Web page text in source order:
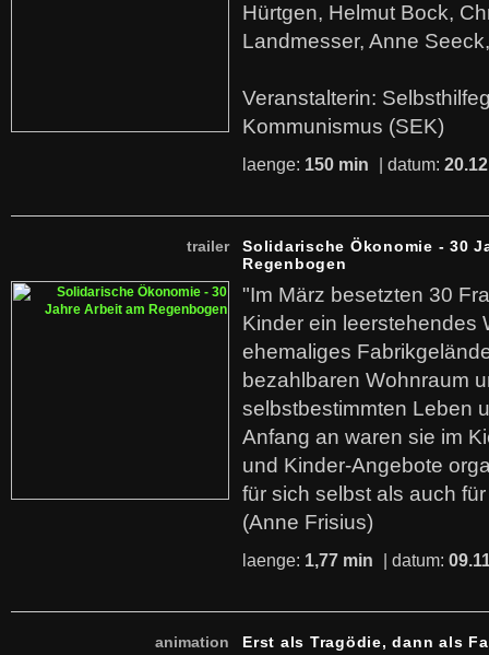
Hürtgen, Helmut Bock,
Landmesser, Anne
Veranstalterin:
Kommunismus (SEK)
laenge: 150 min | datum:
trailer
Solidarische Ökonomie - 30
Regenbogen
"Im März besetzten 30
Kinder ein leerstehendes
ehemaliges
bezahlbaren Wohnraum
selbstbestimmten Leben
Anfang an waren sie im
und Kinder-Angebote
für sich selbst als auch
(Anne Frisius)
laenge: 1,77 min | datum:
animation Erst als Tragödie, dann als